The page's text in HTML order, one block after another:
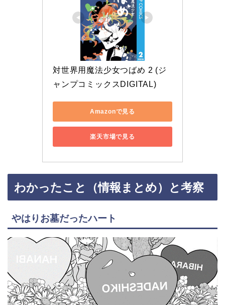
対世界用魔法少女つばめ 2 (ジ
ャンプコミックスDIGITAL)
Amazonで見る
楽天市場で見る
わかったこと（情報まとめ）と考察
やはりお墓だったハート